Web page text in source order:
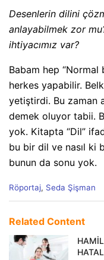
Desenlerin dilini
anlayabilmek zor
ihtiyacımız var?
Babam hep
herkes yapabilir.
yetiştirdi. Bu zaman
demek oluyor tabii.
yok. Kitapta “Dil”
bu bir dil ve nasıl ki
bunun da sonu yok.
C
e
Röportaj, Seda Şişman
Related Content